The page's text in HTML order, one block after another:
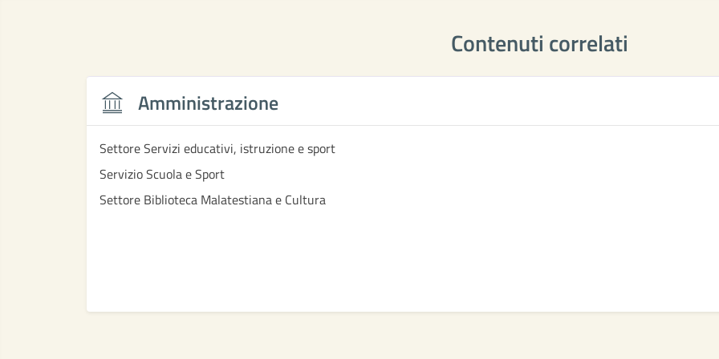
Contenuti correlati
Amministrazione
Settore Servizi educativi, istruzione e sport
Servizio Scuola e Sport
Settore Biblioteca Malatestiana e Cultura